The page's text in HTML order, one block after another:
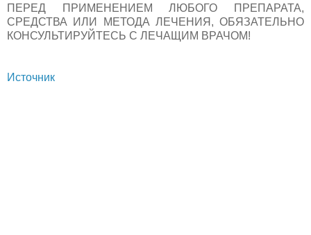
ПЕРЕД ПРИМЕНЕНИЕМ ЛЮБОГО ПРЕПАРАТА,
СРЕДСТВА ИЛИ МЕТОДА ЛЕЧЕНИЯ, ОБЯЗАТЕЛЬНО
КОНСУЛЬТИРУЙТЕСЬ С ЛЕЧАЩИМ ВРАЧОМ!
Источник